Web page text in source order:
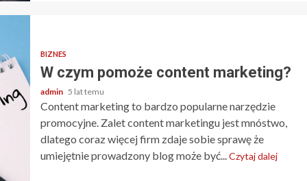
BIZNES
W czym pomoże content marketing?
admin 5 lat temu
Content marketing to bardzo popularne narzędzie
promocyjne. Zalet content marketingu jest mnóstwo,
dlatego coraz więcej firm zdaje sobie sprawę że
umiejętnie prowadzony blog może być... Czytaj dalej